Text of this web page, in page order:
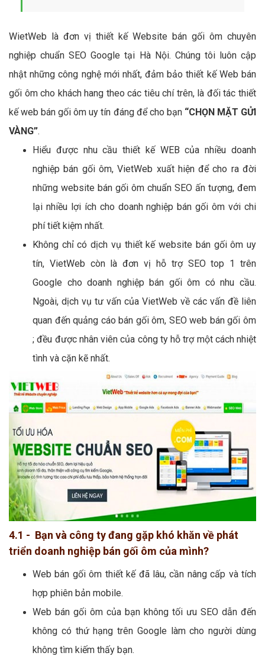
WietWeb là đơn vị thiết kế Website bán gối ôm chuyên
nghiệp chuẩn SEO Google tại Hà Nội. Chúng tôi luôn cập
nhật những công nghệ mới nhất, đảm bảo thiết kế Web bán
gối ôm cho khách hang theo các tiêu chí trên, là đối tác thiết
kế web bán gối ôm uy tín đáng để cho bạn “CHỌN MẶT GỬI
VÀNG”.
Hiểu được nhu cầu thiết kế WEB của nhiều doanh
nghiệp bán gối ôm, VietWeb xuất hiện để cho ra đời
những website bán gối ôm chuẩn SEO ấn tượng, đem
lại nhiều lợi ích cho doanh nghiệp bán gối ôm với chi
phí tiết kiệm nhất.
Không chỉ có dịch vụ thiết kế website bán gối ôm uy
tín, VietWeb còn là đơn vị hỗ trợ SEO top 1 trên
Google cho doanh nghiệp bán gối ôm có nhu cầu.
Ngoài, dịch vụ tư vấn của VietWeb về các vấn đề liên
quan đến quảng cáo bán gối ôm, SEO web bán gối ôm
; đều được nhân viên của công ty hỗ trợ một cách nhiệt
tình và cặn kẽ nhất.
4.1 - Bạn và công ty đang gặp khó khăn về phát
triển doanh nghiệp bán gối ôm của mình?
Web bán gối ôm thiết kế đã lâu, cần nâng cấp và tích
hợp phiên bản mobile.
Web bán gối ôm của bạn không tối ưu SEO dẫn đến
không có thứ hạng trên Google làm cho người dùng
không tìm kiếm thấy bạn.